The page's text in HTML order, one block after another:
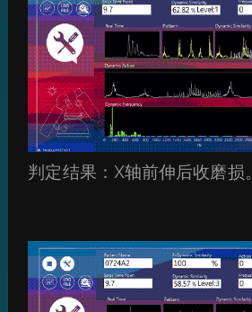
判定结果：X轴前伸后收磨损。